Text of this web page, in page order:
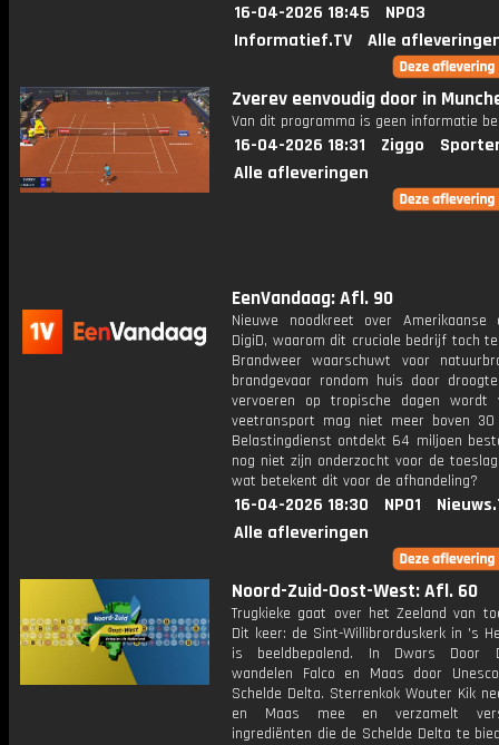
16-04-2026 18:45
NPO3
Informatief.TV
Alle
Zverev eenvoudig door in
Van dit programma is geen informatie
16-04-2026 18:31 Ziggo
Alle afleveringen
EenVandaag: Afl. 90
Nieuwe noodkreet over Amerikaanse
DigiD, waarom dit cruciale bedrijf toch
Brandweer waarschuwt voor
brandgevaar rondom huis door
vervoeren op tropische dagen wordt
veetransport mag niet meer boven
Belastingdienst ontdekt 64 miljoen
nog niet zijn onderzocht voor de
wat betekent dit voor de afhandeling?
16-04-2026 18:30 NPO1
Alle afleveringen
Noord-Zuid-Oost-West: Afl. 60
Trugkieke gaat over het Zeeland van
Dit keer: de Sint-Willibrorduskerk in 's
is beeldbepalend. In Dwars Door
wandelen Falco en Maas door
Schelde Delta. Sterrenkok Wouter Kik
en Maas mee en verzamelt
ingrediënten die de Schelde Delta te